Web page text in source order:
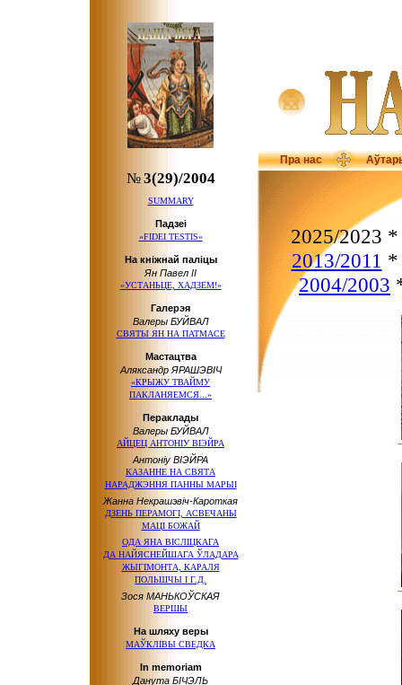
Пра нас
№3(29)/2004
SUMMARY
Падзеі
«FIDEI TESTIS»
На кніжнай паліцы
Ян Павел ІІ
«УСТАНЬЦЕ, ХАДЗЕМ!»
Галерэя
Валеры БУЙВАЛ
СВЯТЫ ЯН НА ПАТМАСЕ
Мастацтва
Аляксандр ЯРАШЭВІЧ
«КРЫЖУ ТВАЙМУ
ПАКЛАНЯЕМСЯ...»
Пераклады
Валеры БУЙВАЛ
АЙЦЕЦ АНТОНІУ ВІЭЙРА
Антоніу ВІЭЙРА
КАЗАННЕ НА СВЯТА
НАРАДЖЭННЯ ПАННЫ МАРЫІ
Жанна Некрашэвіч-Кароткая
ДЗЕНЬ ПЕРАМОГІ, АСВЕЧАНЫ
МАЦІ БОЖАЙ
ОДА ЯНА ВІСЛІЦКАГА
ДА НАЙЯСНЕЙШАГА ЎЛАДАРА
ЖЫГІМОНТА, КАРАЛЯ
ПОЛЬШЧЫ І Г.Д.
Зося МАНЬКОЎСКАЯ
ВЕРШЫ
На шляху веры
МАЎКЛІВЫ СВЕДКА
In memoriam
Данута БІЧЭЛЬ
2025/2023
2013/2011
2004/2003